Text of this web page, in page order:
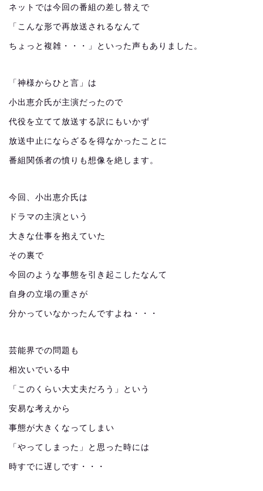
ネットでは今回の番組の差し替えで
「こんな形で再放送されるなんて
ちょっと複雑・・・」といった声もありました。
「神様からひと言」は
小出恵介氏が主演だったので
代役を立てて放送する訳にもいかず
放送中止にならざるを得なかったことに
番組関係者の憤りも想像を絶します。
今回、小出恵介氏は
ドラマの主演という
大きな仕事を抱えていた
その裏で
今回のような事態を引き起こしたなんて
自身の立場の重さが
分かっていなかったんですよね・・・
芸能界での問題も
相次いでいる中
「このくらい大丈夫だろう」という
安易な考えから
事態が大きくなってしまい
「やってしまった」と思った時には
時すでに遅しです・・・